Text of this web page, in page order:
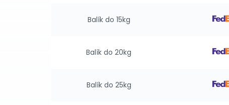
Balík do 15kg
Balík do 20kg
Balík do 25kg